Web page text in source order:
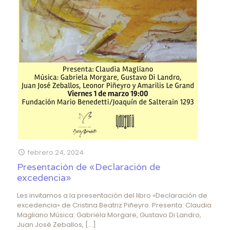
febrero 24, 2024
Presentación de «Declaración de
excedencia»
Les invitamos a la presentación del libro «Declaración de
excedencia» de Cristina Beatriz Piñeyro. Presenta: Claudia
Magliano Música: Gabriela Morgare, Gustavo Di Landro,
Juan José Zeballos, […]